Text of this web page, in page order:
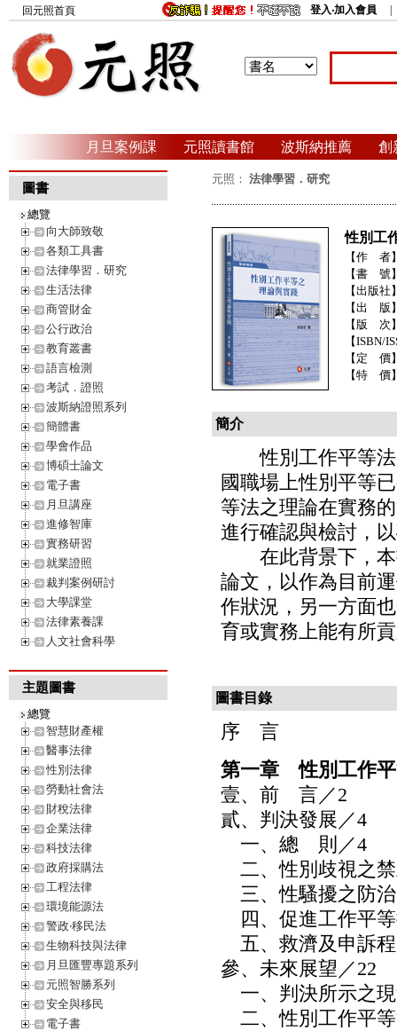
回元照首頁 登入‧加入會員
月旦案例課 元照讀書館 波斯納推薦 創
圖書
總覽
向大師致敬
各類工具書
法律學習．研究
生活法律
商管財金
公行政治
教育叢書
語言檢測
考試．證照
波斯納證照系列
簡體書
學會作品
博碩士論文
電子書
月旦講座
進修智庫
實務研習
就業證照
裁判案例研討
大學課堂
法律素養課
人文社會科學
主題圖書
總覽
智慧財產權
醫事法律
性別法律
勞動社會法
財稅法律
企業法律
科技法律
政府採購法
工程法律
環境能源法
警政‧移民法
生物科技與法律
月旦匯豐專題系列
元照智勝系列
安全與移民
電子書
元照： 法律學習．研究
性別工
【作 者
【書 號
【出版社
【出 版
【版 次
【ISBN/
【定 價
【特 價
簡介
性別工作平等法
國職場上性別平等
等法之理論在實務
進行確認與檢討，
在此背景下，本
論文，以作為目前
作狀況，另一方面
育或實務上能有所
圖書目錄
序 言
第一章 性別工作平
壹、前 言／2
貳、判決發展／4
一、總 則／4
二、性別歧視之
三、性騷擾之防
四、促進工作平
五、救濟及申訴
參、未來展望／22
一、判決所示之
二、性別工作平